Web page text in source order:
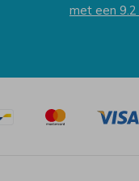
met een 9.2